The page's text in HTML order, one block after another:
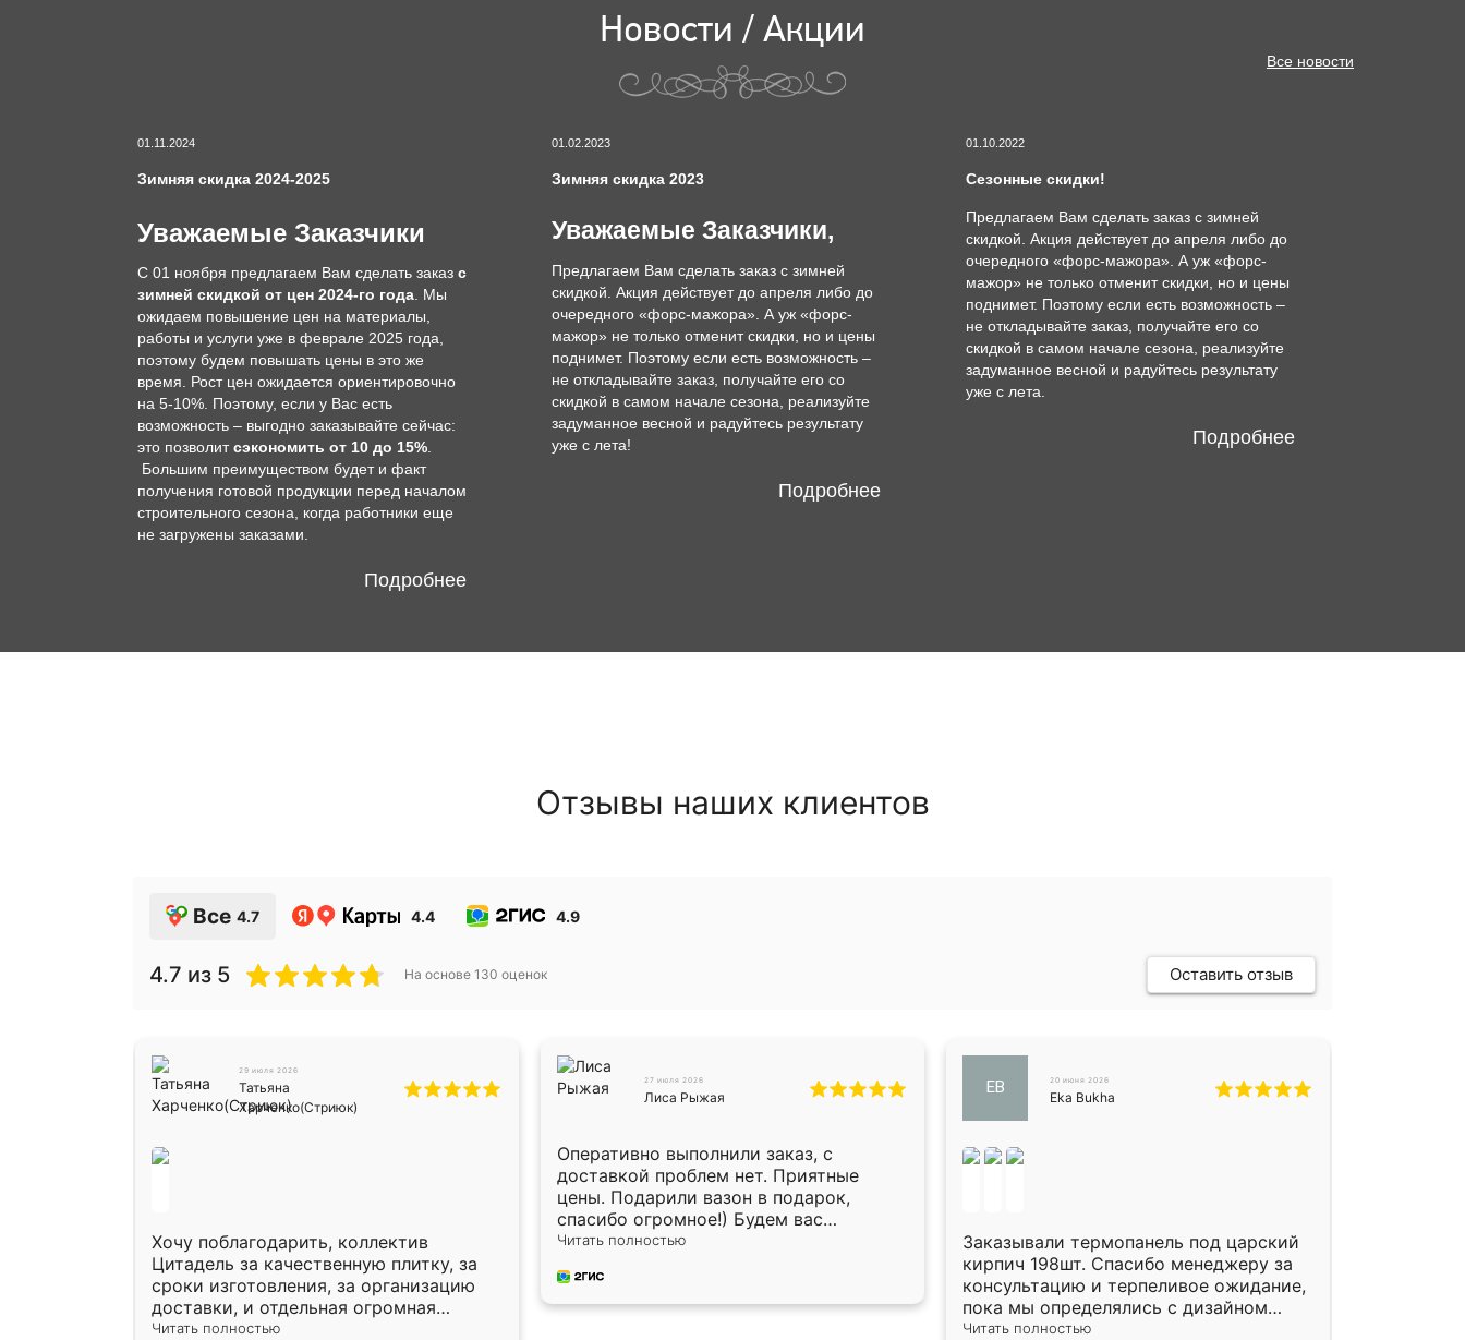
Новости / Акции
Все новости
01.11.2024
Зимняя скидка 2024-2025
Уважаемые Заказчики
С 01 ноября предлагаем Вам сделать заказ с
зимней скидкой от цен 2024-го года . Мы
ожидаем повышение цен на материалы,
работы и услуги уже в феврале 2025 года,
поэтому будем повышать цены в это же
время. Рост цен ожидается ориентировочно
на 5-10%. Поэтому, если у Вас есть
возможность – выгодно заказывайте сейчас:
это позволитсэкономить от 10 до 15%
Большим преимуществом будет и факт
получения готовой продукции перед началом
строительного сезона, когда работники еще
не загружены заказами.
Подробнее
01.02.2023
Зимняя скидка 2023
Уважаемые Заказчики,
Предлагаем Вам сделать заказ с зимней
скидкой. Акция действует до апреля либо до
очередного «форс-мажора». А уж «форс-
мажор» не только отменит скидки, но и цены
поднимет. Поэтому если есть возможность –
не откладывайте заказ, получайте его со
скидкой в самом начале сезона, реализуйте
задуманное весной и радуйтесь результату
уже с лета!
Подробнее
01.10.2022
Сезонные скидки!
Предлагаем Вам сделать заказ с зимней
скидкой. Акция действует до апреля либо до
очередного «форс-мажора». А уж «форс-
мажор» не только отменит скидки, но и цены
поднимет. Поэтому если есть возможность –
не откладывайте заказ, получайте его со
скидкой в самом начале сезона, реализуйте
задуманное весной и радуйтесь результату
уже с лета.
Подробнее
Отзывы наших клиентов
Все 4.7 4.4 4.9
4.7 из 5 На основе 130 оценок Оставить отзыв
29 июля 2026
Татьяна
Харченко(Стриюк)
Хочу поблагодарить, коллектив
Цитадель за качественную плитку, за
сроки изготовления, за организацию
доставки, и отдельная огромная
благодарность за укладку плитки
Читать полностью
27 июля 2026
Лиса Рыжая
Оперативно выполнили заказ, с
доставкой проблем нет. Приятные
цены. Подарили вазон в подарок,
спасибо огромное!) Будем вас
рекомендовать знакомым!)
Читать полностью
EB 20 июня 2026
Eka Bukha
Заказывали термопанель под царский
кирпич 198шт. Спасибо менеджеру за
консультацию и терпеливое ожидание,
пока мы определялись с дизайном
плитки. Исполнен заказ в срок, спасибо
Читать полностью